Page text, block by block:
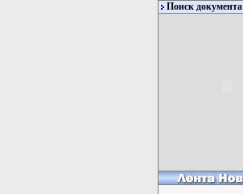
Поиск документа